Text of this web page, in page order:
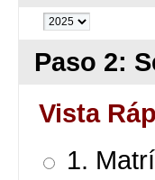
Paso 2:
Vista
1.